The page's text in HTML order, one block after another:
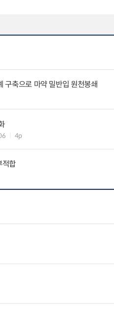
구축으로 마약 밀반입 원천봉쇄
4p
적합